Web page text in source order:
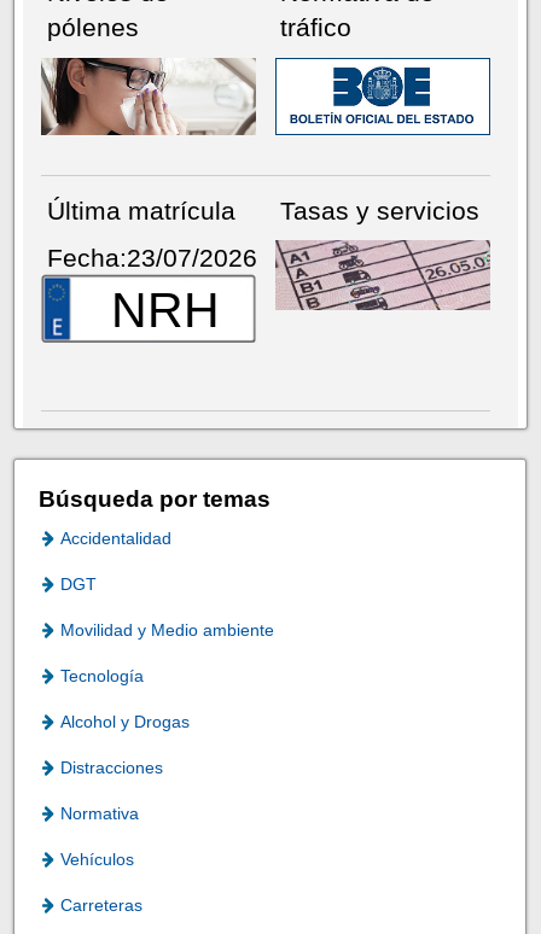
pólenes
tráfico
Última matrícula
Fecha:23/07/2026
NRH
Tasas y servicios
Búsqueda por temas
Accidentalidad
DGT
Movilidad y Medio ambiente
Tecnología
Alcohol y Drogas
Distracciones
Normativa
Vehículos
Carreteras